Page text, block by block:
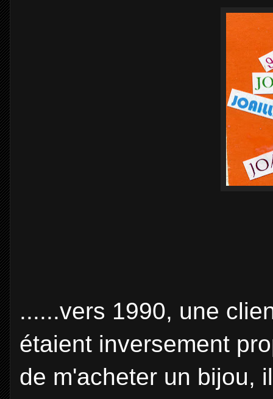
......vers 1990, une
étaient inversement
de m'acheter un bijou,